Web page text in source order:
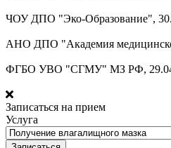
ЧОУ ДПО "Эко-Образование",
АНО ДПО "Академия
ФГБО УВО "СГМУ" МЗ РФ,
Записаться на прием
Услуга